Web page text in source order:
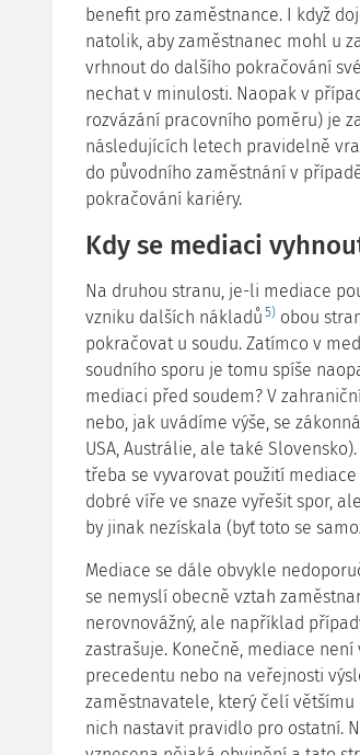
benefit pro zaměstnance. I když
natolik, aby zaměstnanec mohl u
vrhnout do dalšího pokračování
nechat v minulosti. Naopak v
rozvázání pracovního poměru) je
následujících letech pravidelně
do původního zaměstnání v
pokračování kariéry.
Kdy se mediaci
Na druhou stranu, je-li mediace
vzniku dalších nákladů 5) obou
pokračovat u soudu. Zatímco v
soudního sporu je tomu spíše
mediaci před soudem? V
nebo, jak uvádíme výše, se
USA, Austrálie, ale také
třeba se vyvarovat použití
dobré víře ve snaze vyřešit spor,
by jinak nezískala (byť toto se
Mediace se dále obvykle
se nemyslí obecně vztah
nerovnovážný, ale například
zastrašuje. Konečně, mediace
precedentu nebo na veřejnosti
zaměstnavatele, který čelí
nich nastavit pravidlo pro ostatní.